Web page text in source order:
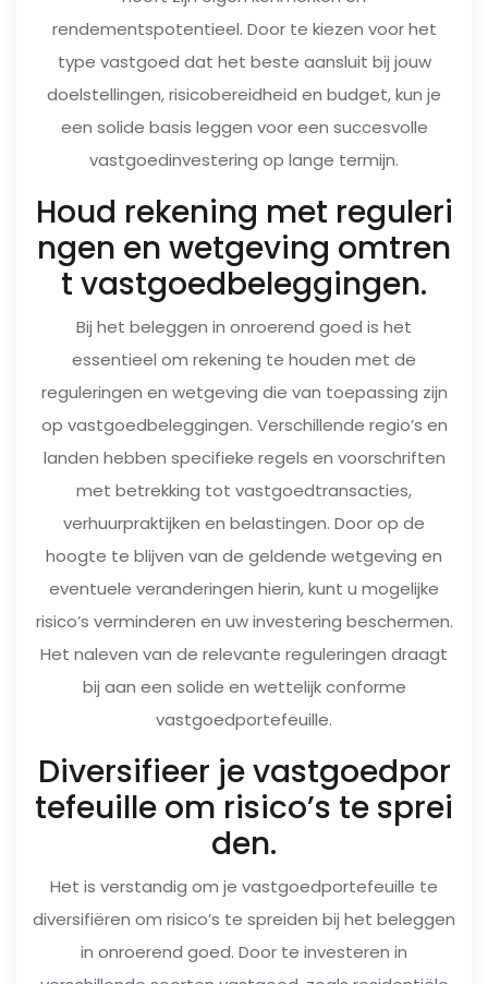
rendementspotentieel. Door te kiezen voor het
type vastgoed dat het beste aansluit bij jouw
doelstellingen, risicobereidheid en budget, kun je
een solide basis leggen voor een succesvolle
vastgoedinvestering op lange termijn.
Houd rekening met reguleri
ngen en wetgeving omtren
t vastgoedbeleggingen.
Bij het beleggen in onroerend goed is het
essentieel om rekening te houden met de
reguleringen en wetgeving die van toepassing zijn
op vastgoedbeleggingen. Verschillende regio’s en
landen hebben specifieke regels en voorschriften
met betrekking tot vastgoedtransacties,
verhuurpraktijken en belastingen. Door op de
hoogte te blijven van de geldende wetgeving en
eventuele veranderingen hierin, kunt u mogelijke
risico’s verminderen en uw investering beschermen.
Het naleven van de relevante reguleringen draagt
bij aan een solide en wettelijk conforme
vastgoedportefeuille.
Diversifieer je vastgoedpor
tefeuille om risico’s te sprei
den.
Het is verstandig om je vastgoedportefeuille te
diversifiëren om risico’s te spreiden bij het beleggen
in onroerend goed. Door te investeren in